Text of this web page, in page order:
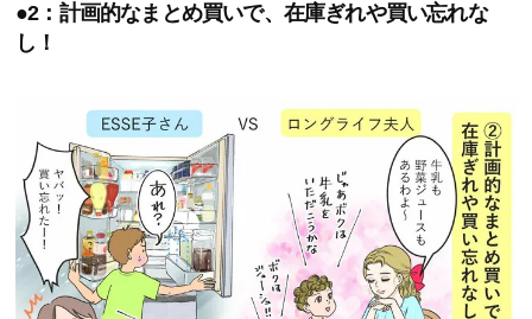
●2：計画的なまとめ買いで、在庫ぎれや買い忘れな
し！